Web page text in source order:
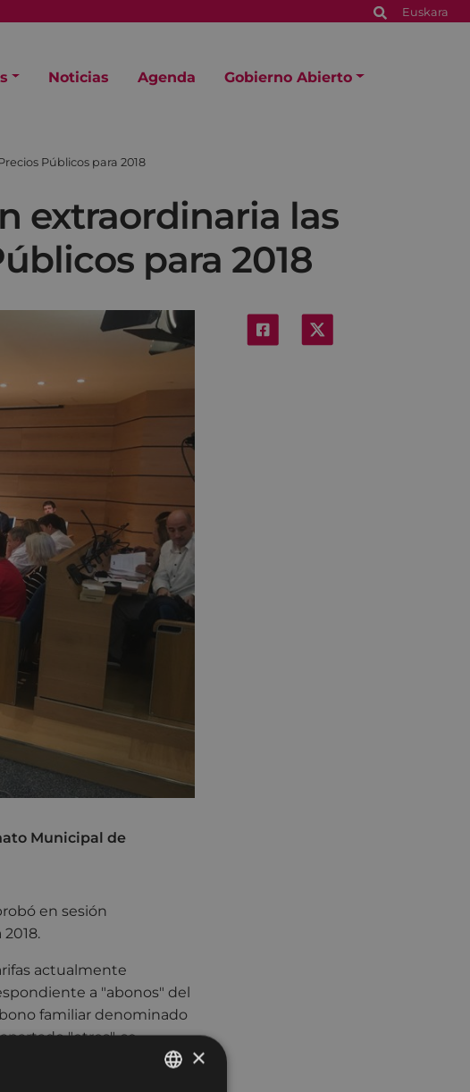
Euskara
Noticias Agenda Gobierno Abierto
Públicos para 2018
extraordinaria las
para 2018
Municipal de
en sesión
actualmente
a "abonos" del
familiar denominado
"otros", se
×